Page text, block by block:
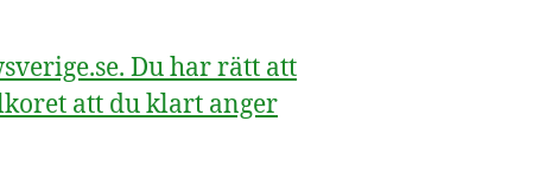
Du har rätt att
att du klart anger